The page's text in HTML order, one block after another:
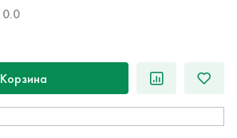
0.0
Корзина